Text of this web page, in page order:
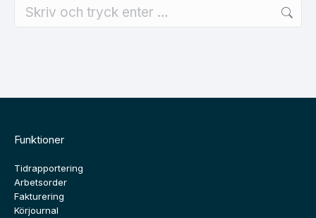
Funktioner
Tidrapportering
Arbetsorder
Fakturering
Körjournal